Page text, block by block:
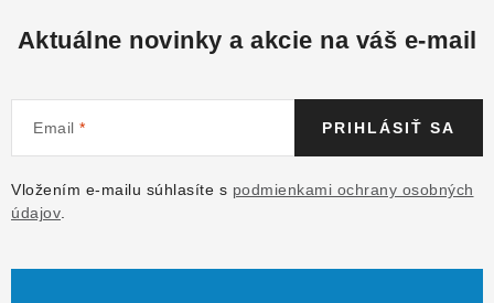
Aktuálne novinky a akcie na váš e-mail
Email
Vložením e-mailu súhlasíte s podmienkami ochrany osobných
údajov
PRIHLÁSIŤ SA